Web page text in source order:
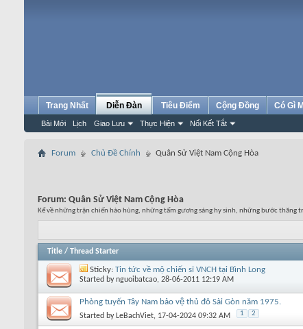
Trang Nhất Diễn Đàn
Bài Mới Lịch Giao Lưu Thực Hiện Nối Kết Tắt
Tiêu Điểm Cộng Đồng Có Gì
Forum Chủ Đề Chính Quân Sử Việt Nam Cộng Hòa
Forum: Quân Sử Việt Nam Cộng Hòa
Kể về những trận chiến hào hùng, những tấm gương sáng hy sinh, những bước thăng
Title / Thread Starter
Sticky: Tin tức về mộ chiến sĩ VNCH tại Bình Long
Started bynguoibatcao, 28-06-2011 12:19 AM
Phòng tuyến Tây Nam bảo vệ thủ đô Sài Gòn năm 1975.
Started by LeBachViet, 17-04-2024 09:32 AM 1 2